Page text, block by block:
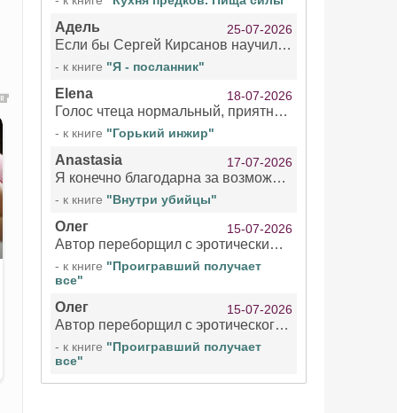
Адель 25-07-2026
Если бы Сергей Кирсанов научился не сглатывать каждые 1-2 минуты слюну, так что слышно в микрофоне и, что вызывает отвращение, то мелжно было бы слушать.
- к книге "Я - посланник"
Elena 18-07-2026
Голос чтеца нормальный, приятный тембр. Мне очень понравилось озвучивание рассказа. Очень странный отзыв Надежды. Может у неё что-то с нервами?
- к книге "Горький инжир"
Anastasia 17-07-2026
Я конечно благодарна за возможность бесплатно слушать книги даже новинки , но чтение этой книги просто ужасно
- к книге "Внутри убийцы"
Олег 15-07-2026
Автор переборщил с эротическими сценами. Похоже, с этим у него проблемы.
- к книге "Проигравший получает
все"
Олег 15-07-2026
Автор переборщил с эротического сценами. Похоже, с этим у него проблемы.
- к книге "Проигравший получает
все"